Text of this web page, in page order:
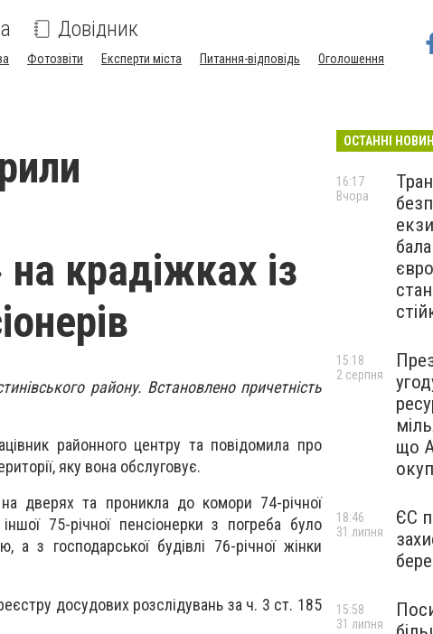
Довідник
Фотозвіти Експерти міста Питання-відповідь Оголошення
на крадіжках із
району. Встановлено причетність
районного центру та повідомила про
яку вона обслуговує.
дверях та проникла до комори 74-річної
75-річної пенсіонерки з погреба було
а з господарської будівлі 76-річної жінки
досудових розслідувань за ч. 3 ст. 185
ОСТАННІ
16:17
Вчора
що
15:18
2 серпня
ЄС
18:46
31 липня
15:58
31 липня